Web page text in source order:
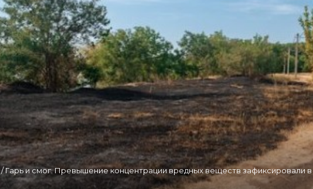
/Гарь и смог. Превышение концентрации вредных веществ зафиксировали